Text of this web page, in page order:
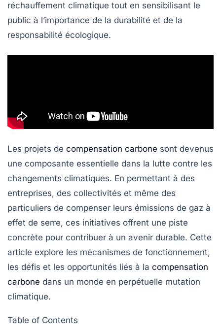
réchauffement climatique tout en sensibilisant le
public à l’importance de la durabilité et de la
responsabilité écologique.
Les projets de compensation carbone sont devenus
une composante essentielle dans la lutte contre les
changements climatiques. En permettant à des
entreprises, des collectivités et même des
particuliers de compenser leurs émissions de gaz à
effet de serre, ces initiatives offrent une piste
concrète pour contribuer à un avenir durable. Cette
article explore les mécanismes de fonctionnement,
les défis et les opportunités liés à la compensation
carbone dans un monde en perpétuelle mutation
climatique.
Table of Contents